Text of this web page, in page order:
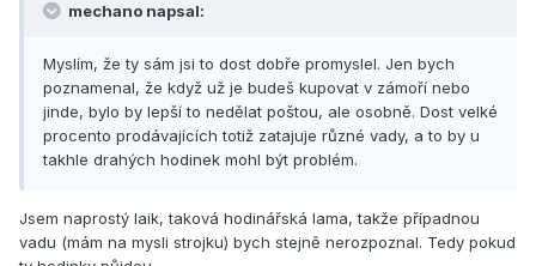
mechano napsal:
Myslím, že ty sám jsi to dost dobře promyslel. Jen bych
poznamenal, že když už je budeš kupovat v zámoří nebo
jinde, bylo by lepší to nedělat poštou, ale osobně. Dost velké
procento prodávajících totiž zatajuje různé vady, a to by u
takhle drahých hodinek mohl být problém.
Jsem naprostý laik, taková hodinářská lama, takže případnou
vadu (mám na mysli strojku) bych stejně nerozpoznal. Tedy pokud